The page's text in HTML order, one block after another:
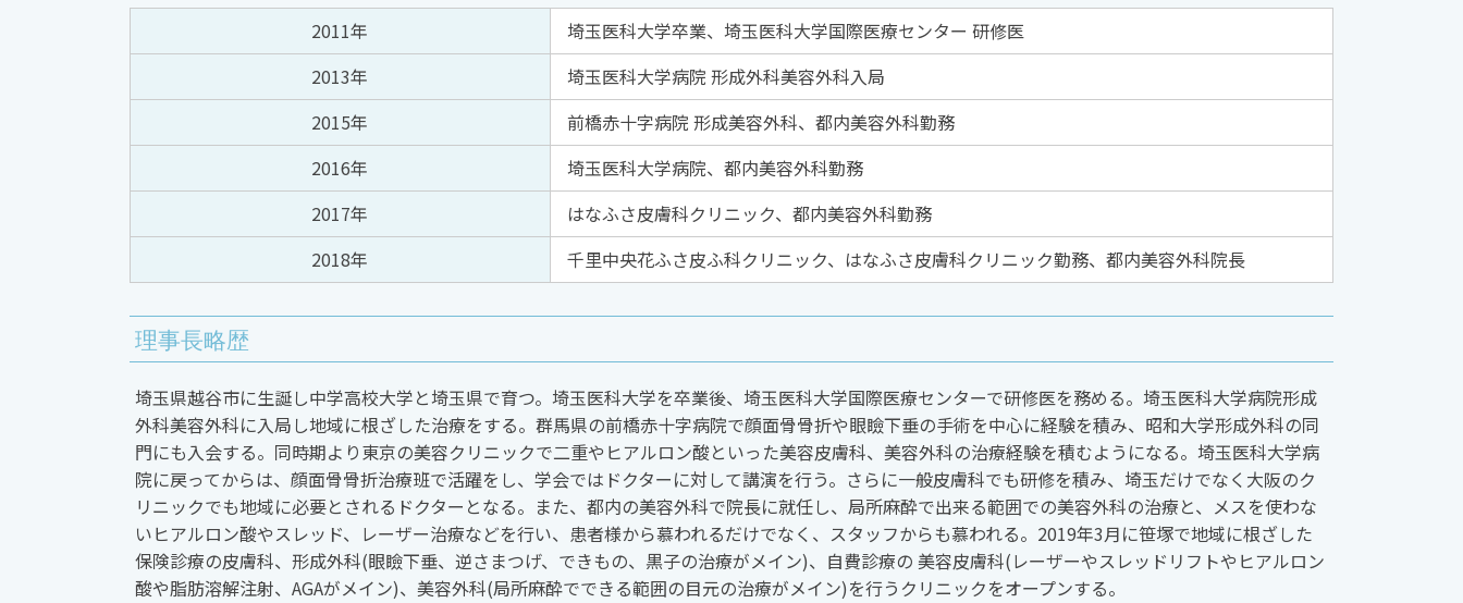
2011年
埼玉医科大学卒業、埼玉医科大学国際医療センター 研修医
2013年
埼玉医科大学病院 形成外科美容外科入局
2015年
前橋赤十字病院 形成美容外科、都内美容外科勤務
2016年
埼玉医科大学病院、都内美容外科勤務
2017年
はなふさ皮膚科クリニック、都内美容外科勤務
2018年
千里中央花ふさ皮ふ科クリニック、はなふさ皮膚科クリニック勤務、都内美容外科院長
理事長略歴
埼玉県越谷市に生誕し中学高校大学と埼玉県で育つ。埼玉医科大学を卒業後、埼玉医科大学国際医療センターで研修医を務める。埼玉医科大学病院形成
外科美容外科に入局し地域に根ざした治療をする。群馬県の前橋赤十字病院で顔面骨骨折や眼瞼下垂の手術を中心に経験を積み、昭和大学形成外科の同
門にも入会する。同時期より東京の美容クリニックで二重やヒアルロン酸といった美容皮膚科、美容外科の治療経験を積むようになる。埼玉医科大学病
院に戻ってからは、顔面骨骨折治療班で活躍をし、学会ではドクターに対して講演を行う。さらに一般皮膚科でも研修を積み、埼玉だけでなく大阪のク
リニックでも地域に必要とされるドクターとなる。また、都内の美容外科で院長に就任し、局所麻酔で出来る範囲での美容外科の治療と、メスを使わな
いヒアルロン酸やスレッド、レーザー治療などを行い、患者様から慕われるだけでなく、スタッフからも慕われる。2019年3月に笹塚で地域に根ざした
保険診療の皮膚科、形成外科(眼瞼下垂、逆さまつげ、できもの、黒子の治療がメイン)、自費診療の 美容皮膚科(レーザーやスレッドリフトやヒアルロン
酸や脂肪溶解注射、AGAがメイン)、美容外科(局所麻酔でできる範囲の目元の治療がメイン)を行うクリニックをオープンする。